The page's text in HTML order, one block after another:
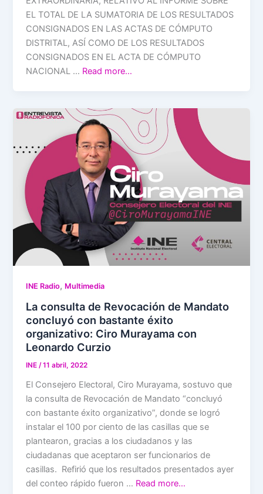
EL TOTAL DE LA SUMATORIA DE LOS RESULTADOS
CONSIGNADOS EN LAS ACTAS DE CÓMPUTO
DISTRITAL, ASÍ COMO DE LOS RESULTADOS
CONSIGNADOS EN EL ACTA DE CÓMPUTO
NACIONAL … Read more…
INE Radio, Multimedia
La consulta de Revocación de Mandato
concluyó con bastante éxito
organizativo: Ciro Murayama con
Leonardo Curzio
INE/11 abril, 2022
El Consejero Electoral, Ciro Murayama, sostuvo que
la consulta de Revocación de Mandato “concluyó
con bastante éxito organizativo”, donde se logró
instalar el 100 por ciento de las casillas que se
plantearon, gracias a los ciudadanos y las
ciudadanas que aceptaron ser funcionarios de
casillas. Refirió que los resultados presentados ayer
del conteo rápido fueron … Read more…